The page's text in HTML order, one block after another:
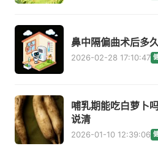
鼻中隔偏曲术后多
2026-02-28 17:10:47
哺乳期能吃白萝卜
说清
2026-01-10 12:39:06